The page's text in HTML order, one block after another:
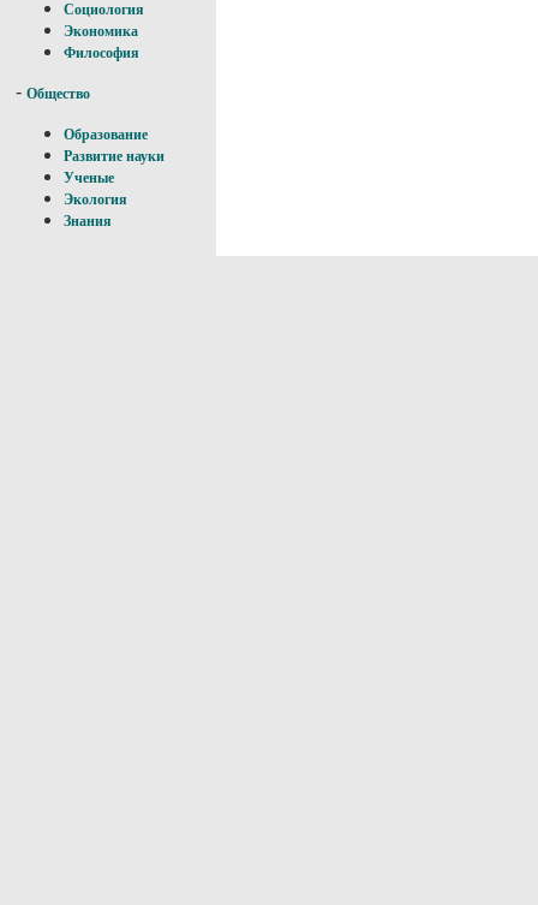
Социология
Экономика
Философия
- Общество
Образование
Развитие науки
Ученые
Экология
Знания